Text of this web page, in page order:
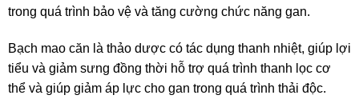
trong quá trình bảo vệ và tăng cường chức năng gan.
Bạch mao căn là thảo dược có tác dụng thanh nhiệt, giúp lợi
tiểu và giảm sưng đồng thời hỗ trợ quá trình thanh lọc cơ
thể và giúp giảm áp lực cho gan trong quá trình thải độc.